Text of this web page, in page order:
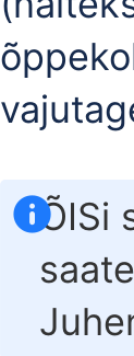
ÕISi